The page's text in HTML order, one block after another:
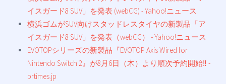
イスガード8 SUV」を発表 (webCG) - Yahoo!ニュース
横浜ゴムがSUV向けスタッドレスタイヤの新製品「ア
イスガード8 SUV」を発表（webCG） - Yahoo!ニュース
EVOTOPシリーズの新製品『EVOTOP Axis Wired for
Nintendo Switch 2』が8月6日（木）より順次予約開始‼ -
prtimes.jp